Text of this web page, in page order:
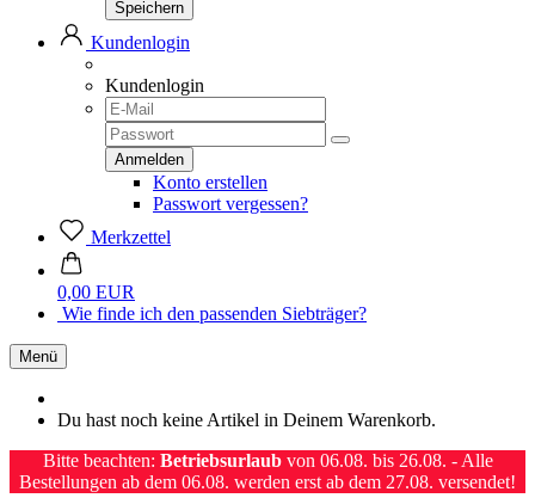
Kundenlogin
Kundenlogin
Konto erstellen
Passwort vergessen?
Merkzettel
0,00 EUR
Wie finde ich den passenden Siebträger?
Menü
Du hast noch keine Artikel in Deinem Warenkorb.
Bitte beachten: Betriebsurlaubvon 06.08. bis 26.08. - Alle
Bestellungen ab dem 06.08. werden erst ab dem 27.08. versendet!